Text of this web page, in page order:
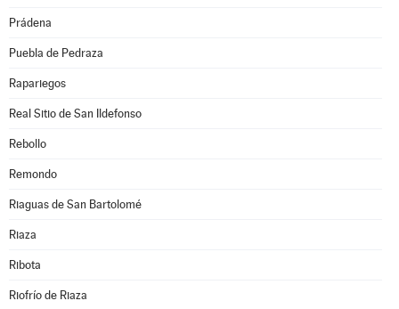
Prádena
Puebla de Pedraza
Rapariegos
Real Sitio de San Ildefonso
Rebollo
Remondo
Riaguas de San Bartolomé
Riaza
Ribota
Riofrío de Riaza